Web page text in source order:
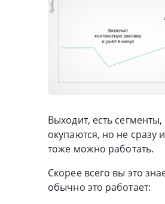
Выходит, есть
окупаются, но не сразу
тоже можно работать.
Скорее всего вы это
обычно это работает: